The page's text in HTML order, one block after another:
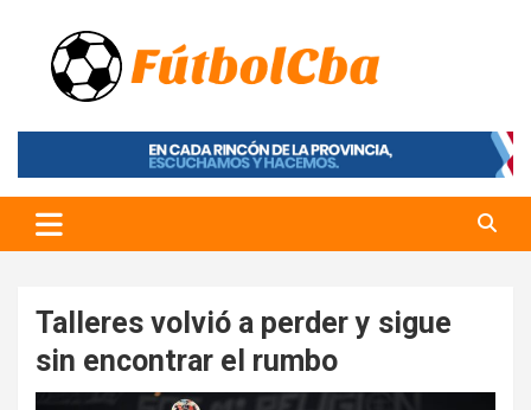
content
Fútbol CBA
Portal de Fútbol en Córdoba
Talleres volvió a perder y sigue
sin encontrar el rumbo